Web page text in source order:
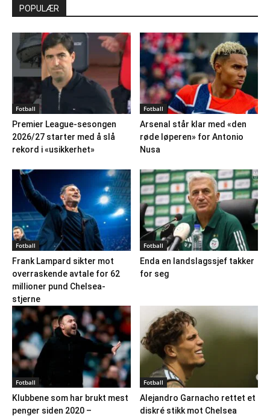
POPULÆR
Fotball
Premier League-sesongen
2026/27 starter med å slå
rekord i «usikkerhet»
Fotball
Arsenal står klar med «den
røde løperen» for Antonio
Nusa
Fotball
Frank Lampard sikter mot
overraskende avtale for 62
millioner pund Chelsea-
stjerne
Fotball
Enda en landslagssjef takker
for seg
Fotball
Klubbene som har brukt mest
penger siden 2020 –
Fotball
Alejandro Garnacho rettet et
diskré stikk mot Chelsea